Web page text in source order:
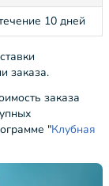
10 дней
заказа.
заказа
"Клубная